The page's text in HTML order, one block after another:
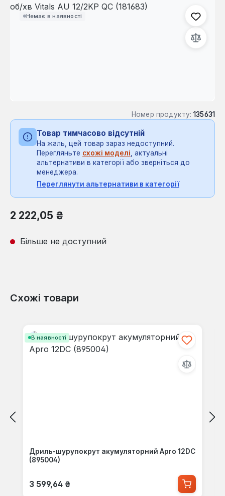
Немає в наявності
Номер продукту: 135631
Товар тимчасово відсутній
На жаль, цей товар зараз недоступний.
Перегляньте схожі моделі , актуальні
альтернативи в категорії або зверніться до
менеджера.
Переглянути альтернативи в категорії
Звичайна ціна:
2 222,05 ₴
Більше не доступний
Схожі товари
В наявності
Дриль-шурупокрут акумуляторний Apro 12DC
(895004)
Звичайна ціна:
3 599,64 ₴